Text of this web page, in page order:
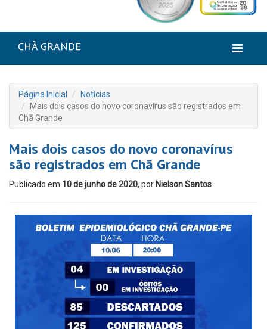
CHÃ GRANDE
Página Inicial
Notícias
Mais dois casos do novo coronavírus são registrados em
Chã Grande
Mais dois casos do novo coronavírus
são registrados em Chã Grande
Publicado em 10 de junho de 2020, por Nielson Santos